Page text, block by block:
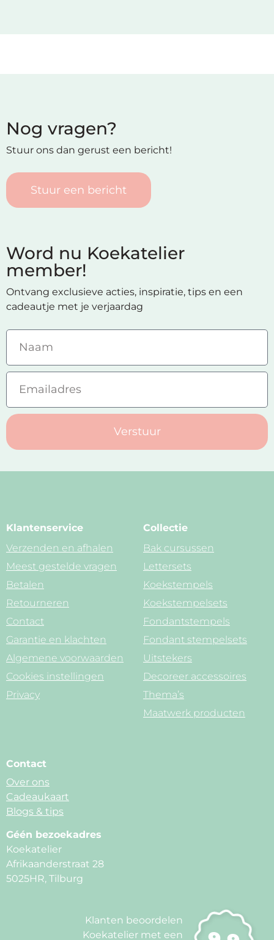
Nog vragen?
Stuur ons dan gerust een bericht!
Stuur een bericht
Word nu Koekatelier
member!
Ontvang exclusieve acties, inspiratie, tips en een
cadeautje met je verjaardag
Verstuur
Klantenservice
Verzenden en afhalen
Meest gestelde vragen
Betalen
Retourneren
Contact
Garantie en klachten
Algemene voorwaarden
Cookies instellingen
Privacy
Collectie
Bak cursussen
Lettersets
Koekstempels
Koekstempelsets
Fondantstempels
Fondant stempelsets
Uitstekers
Decoreer accessoires
Thema’s
Maatwerk producten
Contact
Over ons
Cadeaukaart
Blogs & tips
Géén bezoekadres
Koekatelier
Afrikaanderstraat 28
5025HR, Tilburg
Klanten beoordelen
Koekatelier met een